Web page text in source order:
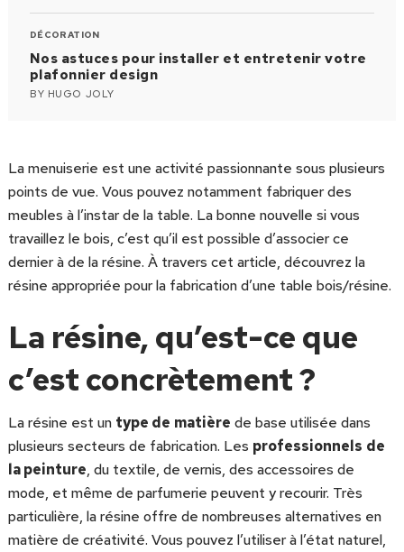
DÉCORATION
Nos astuces pour installer et entretenir votre
plafonnier design
BY HUGO JOLY
La menuiserie est une activité passionnante sous plusieurs
points de vue. Vous pouvez notamment fabriquer des
meubles à l’instar de la table. La bonne nouvelle si vous
travaillez le bois, c’est qu’il est possible d’associer ce
dernier à de la résine. À travers cet article, découvrez la
résine appropriée pour la fabrication d’une table bois/résine.
La résine, qu’est-ce que
c’est concrètement ?
La résine est un type de matière de base utilisée dans
plusieurs secteurs de fabrication. Les professionnels de
la peinture, du textile, de vernis, des accessoires de
mode, et même de parfumerie peuvent y recourir. Très
particulière, la résine offre de nombreuses alternatives en
matière de créativité. Vous pouvez l’utiliser à l’état naturel,